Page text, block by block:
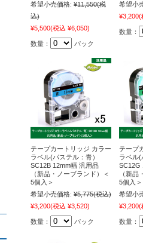
希望小売価格: ¥11,550(税
込)
¥5,500(税込 ¥6,050)
数量： パック
希望小
¥3,200(
数量：
テープカートリッジ カラー
ラベル(パステル：青）
SC12B 12mm幅 汎用品
（新品・ノーブランド）＜
5個入＞
希望小売価格: ¥5,775(税込)
¥3,200(税込 ¥3,520)
数量： パック
テープ
ラベル(
SC12G
（新品
5個入＞
希望小
¥3,200(
数量：